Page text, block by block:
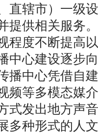
直辖市）一级
提供相关服务
程度不断提高
中心建设逐步
播中心凭借自
频等多模态媒
式发出地方声
多种形式的人